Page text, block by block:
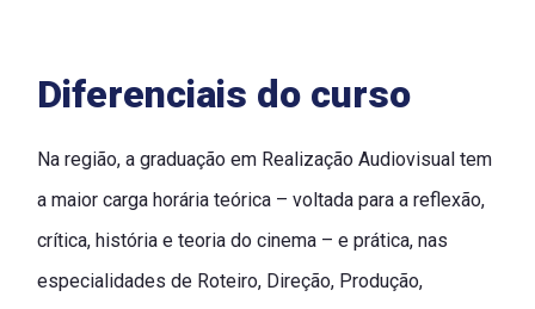
Diferenciais do curso
Na região, a graduação em Realização Audiovisual tem
a maior carga horária teórica – voltada para a reflexão,
crítica, história e teoria do cinema – e prática, nas
especialidades de Roteiro, Direção, Produção,